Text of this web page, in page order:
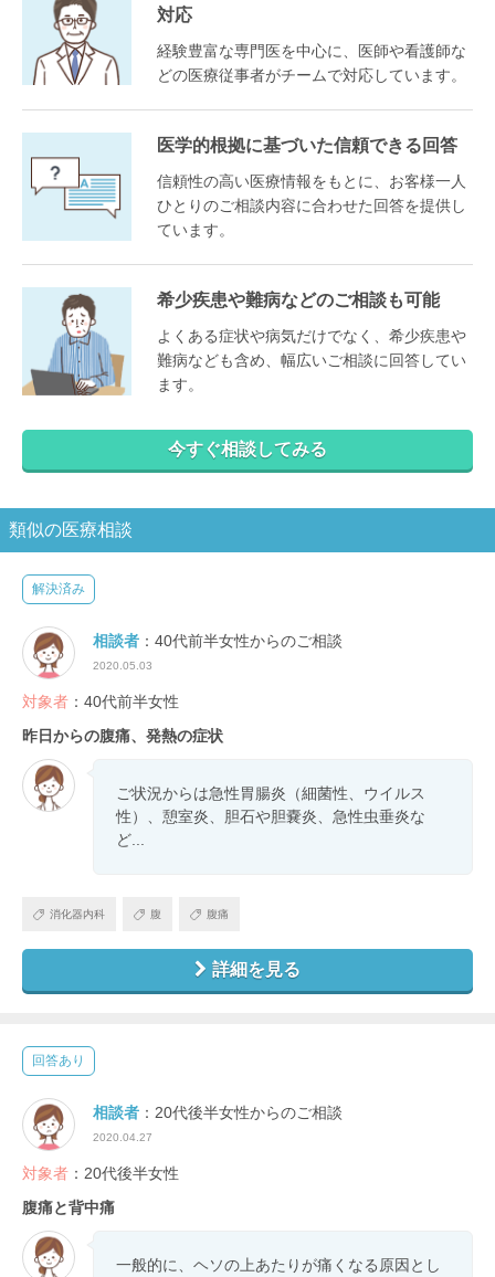
対応
経験豊富な専門医を中心に、医師や看護師な
どの医療従事者がチームで対応しています。
医学的根拠に基づいた信頼できる回答
信頼性の高い医療情報をもとに、お客様一人
ひとりのご相談内容に合わせた回答を提供し
ています。
希少疾患や難病などのご相談も可能
よくある症状や病気だけでなく、希少疾患や
難病なども含め、幅広いご相談に回答してい
ます。
今すぐ相談してみる
類似の医療相談
解決済み
相談者 ：40代前半女性からのご相談
2020.05.03
対象者 ：40代前半女性
昨日からの腹痛、発熱の症状
ご状況からは急性胃腸炎（細菌性、ウイルス
性）、憩室炎、胆石や胆嚢炎、急性虫垂炎な
ど...
消化器内科 腹 腹痛
詳細を見る
回答あり
相談者 ：20代後半女性からのご相談
2020.04.27
対象者 ：20代後半女性
腹痛と背中痛
一般的に、ヘソの上あたりが痛くなる原因とし